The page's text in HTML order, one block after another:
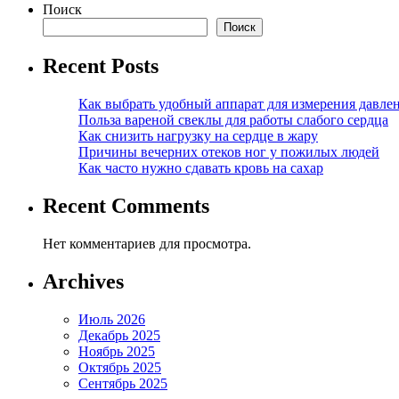
Поиск
Поиск
Recent Posts
Как выбрать удобный аппарат для измерения
Польза вареной свеклы для работы слабого сердца
Как снизить нагрузку на сердце в жару
Причины вечерних отеков ног у пожилых людей
Как часто нужно сдавать кровь на сахар
Recent Comments
Нет комментариев для просмотра.
Archives
Июль 2026
Декабрь 2025
Ноябрь 2025
Октябрь 2025
Сентябрь 2025